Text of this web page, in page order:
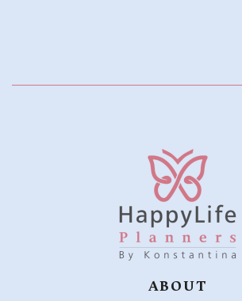
ABOUT